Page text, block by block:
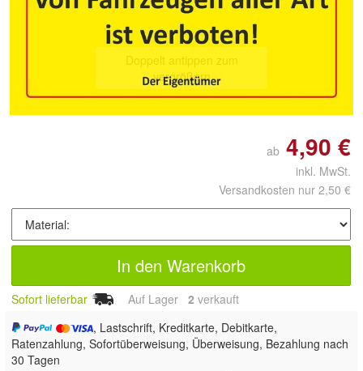
Doppelt antippen zum
vergrößern
ab 4,90 €
inkl. MwSt.
Versandkosten nur 2,50 €
In den Warenkorb
Sofort lieferbar Auf Lager 2 verkauft
, Lastschrift, Kreditkarte, Debitkarte,
Ratenzahlung, Sofortüberweisung, Überweisung, Bezahlung nach
30 Tagen